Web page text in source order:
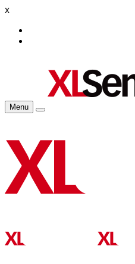
x
Menu